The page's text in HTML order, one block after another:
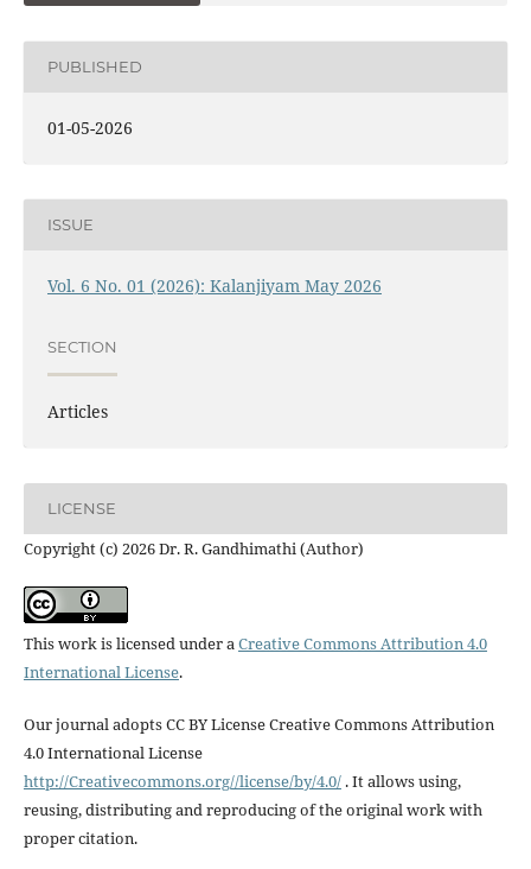
PUBLISHED
01-05-2026
ISSUE
Vol. 6 No. 01 (2026): Kalanjiyam May 2026
SECTION
Articles
LICENSE
Copyright (c) 2026 Dr. R. Gandhimathi (Author)
This work is licensed under aCreative Commons Attribution 4.0
International License.
Our journal adopts CC BY License Creative Commons Attribution
4.0 International License
http://Creativecommons.org//license/by/4.0/. It allows using,
reusing, distributing and reproducing of the original work with
proper citation.